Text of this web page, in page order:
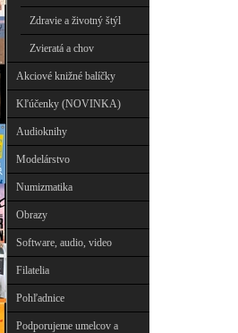
Zdravie a životný štýl
Zvieratá a chov
Akciové knižné balíčky
Kľúčenky (NOVINKA)
Audioknihy
Modelárstvo
Numizmatika
Obrazy
Software, audio, video
Filatelia
Pohľadnice
Podporujeme umelcov a